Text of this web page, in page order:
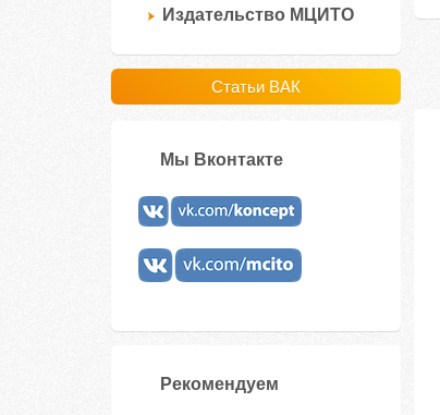
Издательство МЦИТО
Статьи ВАК
Мы Вконтакте
Рекомендуем